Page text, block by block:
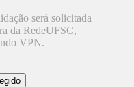
será solicitada
da RedeUFSC,
VPN.